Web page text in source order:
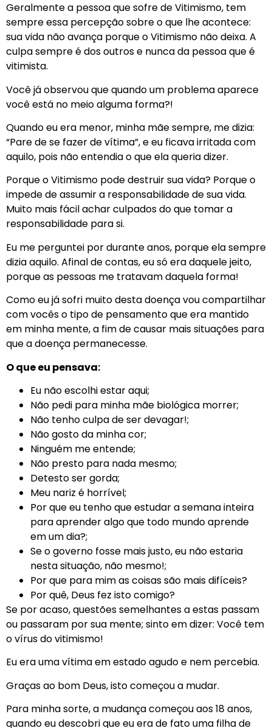
Geralmente a pessoa que sofre de Vitimismo, tem
sempre essa percepção sobre o que lhe acontece:
sua vida não avança porque o Vitimismo não deixa. A
culpa sempre é dos outros e nunca da pessoa que é
vitimista.
Você já observou que quando um problema aparece
você está no meio alguma forma?!
Quando eu era menor, minha mãe sempre, me dizia:
“Pare de se fazer de vítima”, e eu ficava irritada com
aquilo, pois não entendia o que ela queria dizer.
Porque o Vitimismo pode destruir sua vida? Porque o
impede de assumir a responsabilidade de sua vida.
Muito mais fácil achar culpados do que tomar a
responsabilidade para si.
Eu me perguntei por durante anos, porque ela sempre
dizia aquilo. Afinal de contas, eu só era daquele jeito,
porque as pessoas me tratavam daquela forma!
Como eu já sofri muito desta doença vou compartilhar
com vocês o tipo de pensamento que era mantido
em minha mente, a fim de causar mais situações para
que a doença permanecesse.
O que eu pensava:
Eu não escolhi estar aqui;
Não pedi para minha mãe biológica morrer;
Não tenho culpa de ser devagar!;
Não gosto da minha cor;
Ninguém me entende;
Não presto para nada mesmo;
Detesto ser gorda;
Meu nariz é horrível;
Por que eu tenho que estudar a semana inteira
para aprender algo que todo mundo aprende
em um dia?;
Se o governo fosse mais justo, eu não estaria
nesta situação, não mesmo!;
Por que para mim as coisas são mais difíceis?
Por quê, Deus fez isto comigo?
Se por acaso, questões semelhantes a estas passam
ou passaram por sua mente; sinto em dizer: Você tem
o vírus do vitimismo!
Eu era uma vítima em estado agudo e nem percebia.
Graças ao bom Deus, isto começou a mudar.
Para minha sorte, a mudança começou aos 18 anos,
quando eu descobri que eu era de fato uma filha de